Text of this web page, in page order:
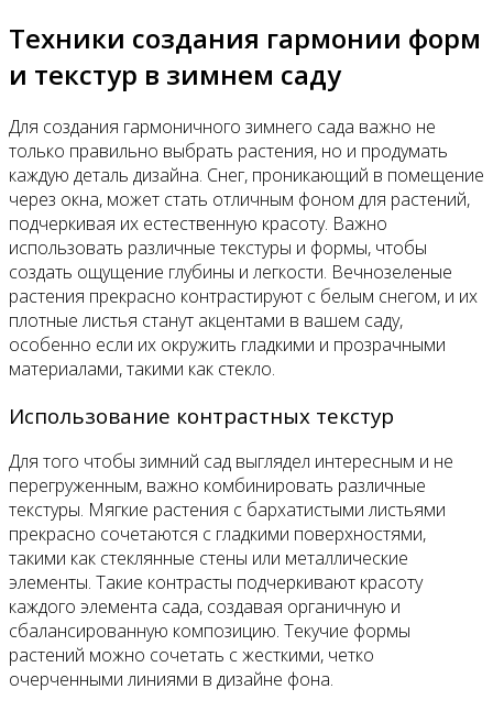
Техники создания гармонии форм
и текстур в зимнем саду
Для создания гармоничного зимнего сада важно не
только правильно выбрать растения, но и продумать
каждую деталь дизайна. Снег, проникающий в помещение
через окна, может стать отличным фоном для растений,
подчеркивая их естественную красоту. Важно
использовать различные текстуры и формы, чтобы
создать ощущение глубины и легкости. Вечнозеленые
растения прекрасно контрастируют с белым снегом, и их
плотные листья станут акцентами в вашем саду,
особенно если их окружить гладкими и прозрачными
материалами, такими как стекло.
Использование контрастных текстур
Для того чтобы зимний сад выглядел интересным и не
перегруженным, важно комбинировать различные
текстуры. Мягкие растения с бархатистыми листьями
прекрасно сочетаются с гладкими поверхностями,
такими как стеклянные стены или металлические
элементы. Такие контрасты подчеркивают красоту
каждого элемента сада, создавая органичную и
сбалансированную композицию. Текучие формы
растений можно сочетать с жесткими, четко
очерченными линиями в дизайне фона.